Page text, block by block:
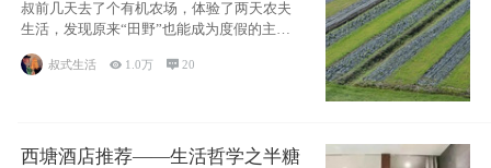
叔前几天去了个有机农场，体验了两天农夫
生活，发现原来“田野”也能成为度假的主旋
律。江
叔式生活  1.0万 20
西塘酒店推荐——生活哲学之半糖